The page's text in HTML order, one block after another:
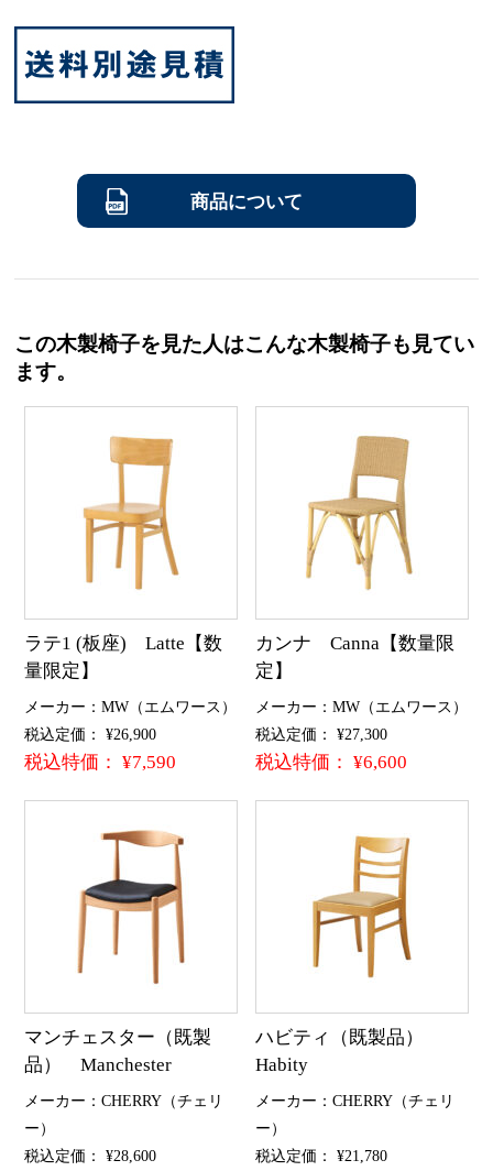
商品について
この木製椅子を見た人はこんな木製椅子も見てい
ます。
ラテ1 (板座) Latte【数
量限定】
メーカー：MW（エムワース）
税込定価： ¥26,900
税込特価： ¥7,590
カンナ Canna【数量限
定】
メーカー：MW（エムワース）
税込定価： ¥27,300
税込特価： ¥6,600
マンチェスター（既製
品） Manchester
メーカー：CHERRY（チェリ
ー）
税込定価： ¥28,600
ハビティ（既製品）
Habity
メーカー：CHERRY（チェリ
ー）
税込定価： ¥21,780